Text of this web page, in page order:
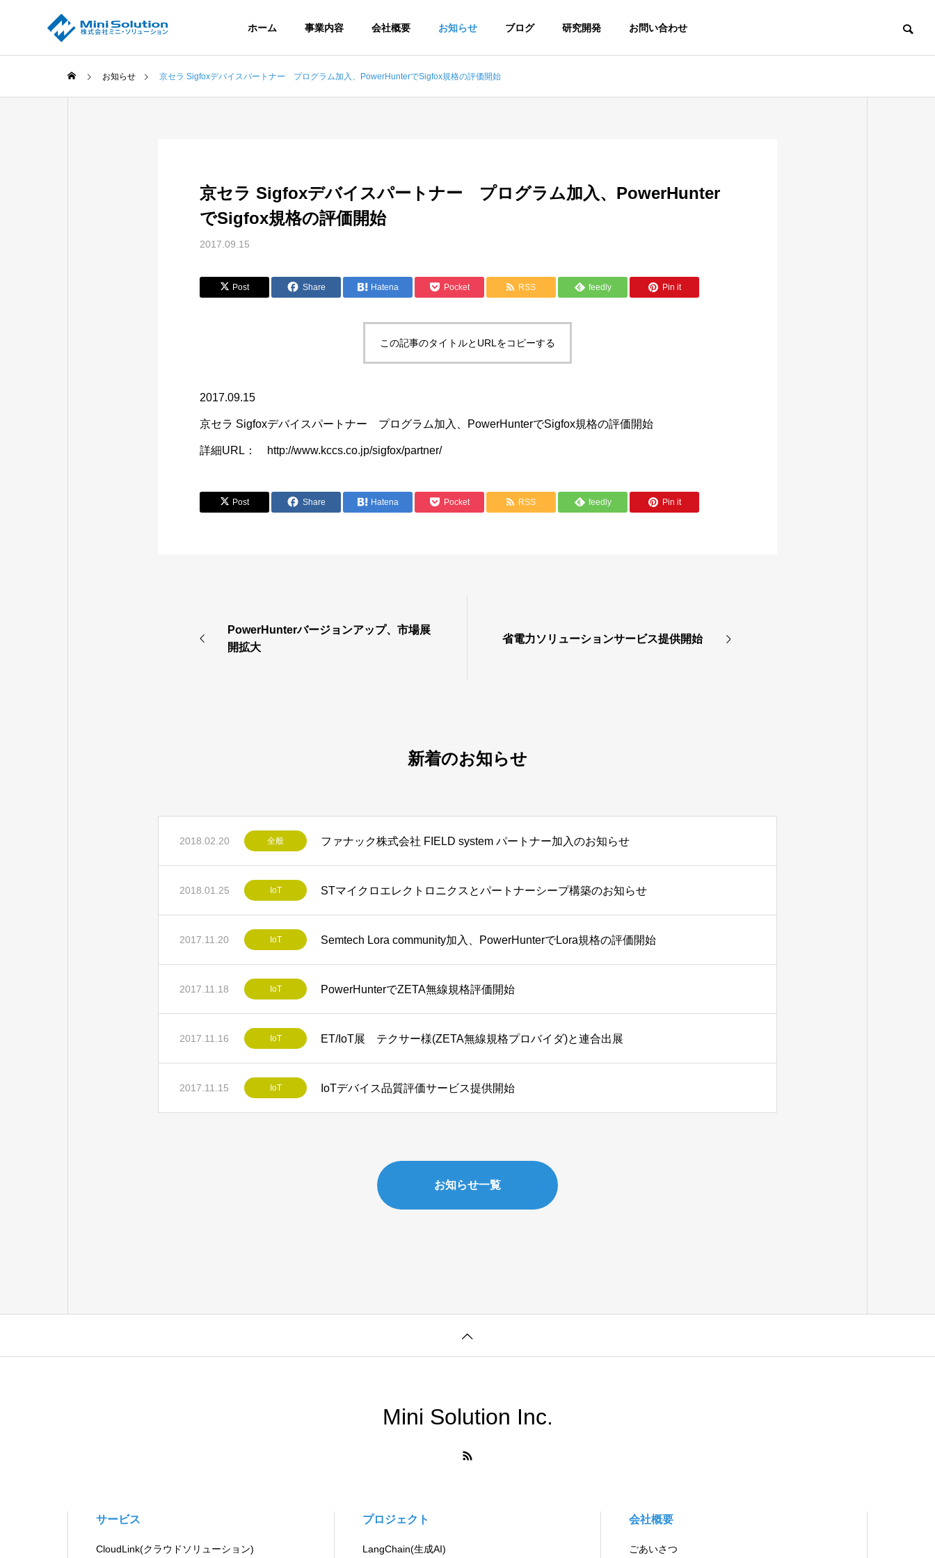
ホーム 事業内容 会社概要 お知らせ ブログ 研究開発 お問い合わせ
AI・ロボート・IoT 技術を生かし
て、10 Teams+と連携し、クラウド
CloudScale
インフラ開発・構築サービス
クラウドインフラ運用・監視サービ
ス
お知らせ 京セラ Sigfoxデバイスパートナー プログラム加入、PowerHunterでSigfox規格の評価開始
京セラ Sigfoxデバイスパートナー プログラム加入、PowerHunter
でSigfox規格の評価開始
2017.09.15
Post Share Hatena Pocket RSS feedly Pin it
この記事のタイトルとURLをコピーする
2017.09.15
京セラ Sigfoxデバイスパートナー プログラム加入、PowerHunterでSigfox規格の評価開始
詳細URL： http://www.kccs.co.jp/sigfox/partner/
Post Share Hatena Pocket RSS feedly Pin it
PowerHunterバージョンアップ、市場展
開拡大
省電力ソリューションサービス提供開始
新着のお知らせ
2018.02.20 全般 ファナック株式会社 FIELD system パートナー加入のお知らせ
2018.01.25 IoT STマイクロエレクトロニクスとパートナーシープ構築のお知らせ
2017.11.20 IoT Semtech Lora community加入、PowerHunterでLora規格の評価開始
2017.11.18 IoT PowerHunterでZETA無線規格評価開始
2017.11.16 IoT ET/IoT展 テクサー様(ZETA無線規格プロバイダ)と連合出展
2017.11.15 IoT IoTデバイス品質評価サービス提供開始
お知らせ一覧
Mini Solution Inc.
サービス
CloudLink(クラウドソリューション)
プロジェクト
LangChain(生成AI)
会社概要
ごあいさつ